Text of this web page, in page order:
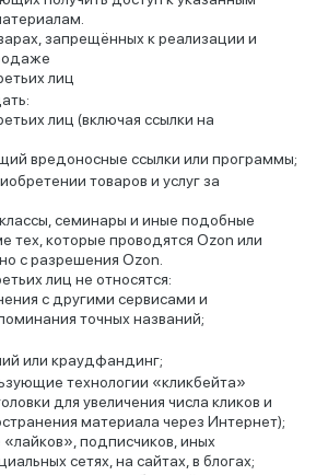
запрещённых к реализации и
лиц
лиц (включая ссылки на
вредоносные ссылки или программы;
товаров и услуг за
семинары и иные подобные
тех, которые проводятся Ozon или
с разрешения Ozon.
лиц не относятся:
с другими сервисами и
точных названий;
или краудфандинг;
технологии «кликбейта»
для увеличения числа кликов и
материала через Интернет);
«лайков», подписчиков, иных
сетях, на сайтах, в блогах;